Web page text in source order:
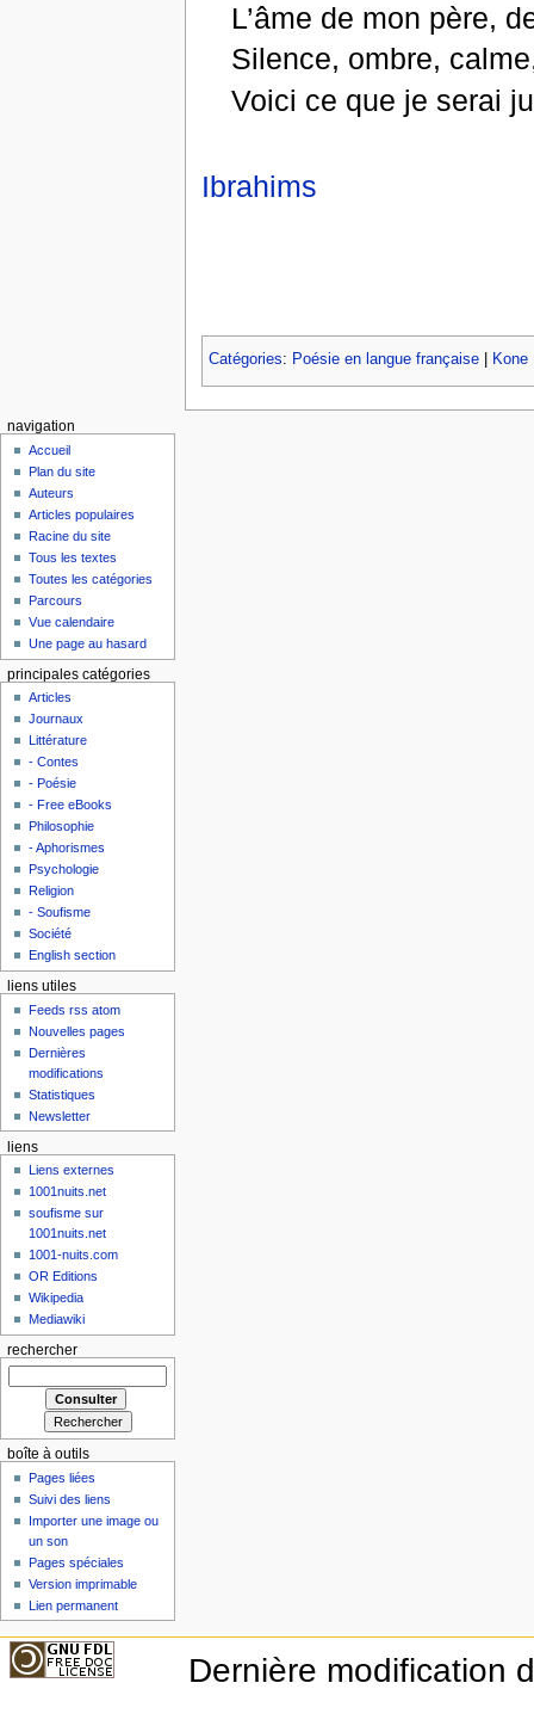
L’âme de mon père,
Silence, ombre,
Voici ce que je serai
Ibrahims
Catégories: Poésie en langue française| Kone
navigation
Accueil
Plan du site
Auteurs
Articles populaires
Racine du site
Tous les textes
Toutes les catégories
Parcours
Vue calendaire
Une page au hasard
principales catégories
Articles
Journaux
Littérature
- Contes
- Poésie
- Free eBooks
Philosophie
- Aphorismes
Psychologie
Religion
- Soufisme
Société
English section
liens utiles
Feeds rss atom
Nouvelles pages
Dernières
modifications
Statistiques
Newsletter
liens
Liens externes
1001nuits.net
soufisme sur
1001nuits.net
1001-nuits.com
OR Editions
Wikipedia
Mediawiki
rechercher
boîte à outils
Pages liées
Suivi des liens
Importer une image ou
un son
Pages spéciales
Version imprimable
Lien permanent
Dernière modification